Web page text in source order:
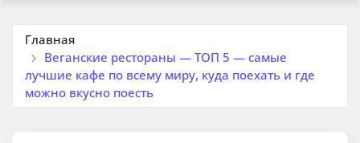
Главная
Веганские рестораны — ТОП 5 — самые
лучшие кафе по всему миру, куда поехать и где
можно вкусно поесть